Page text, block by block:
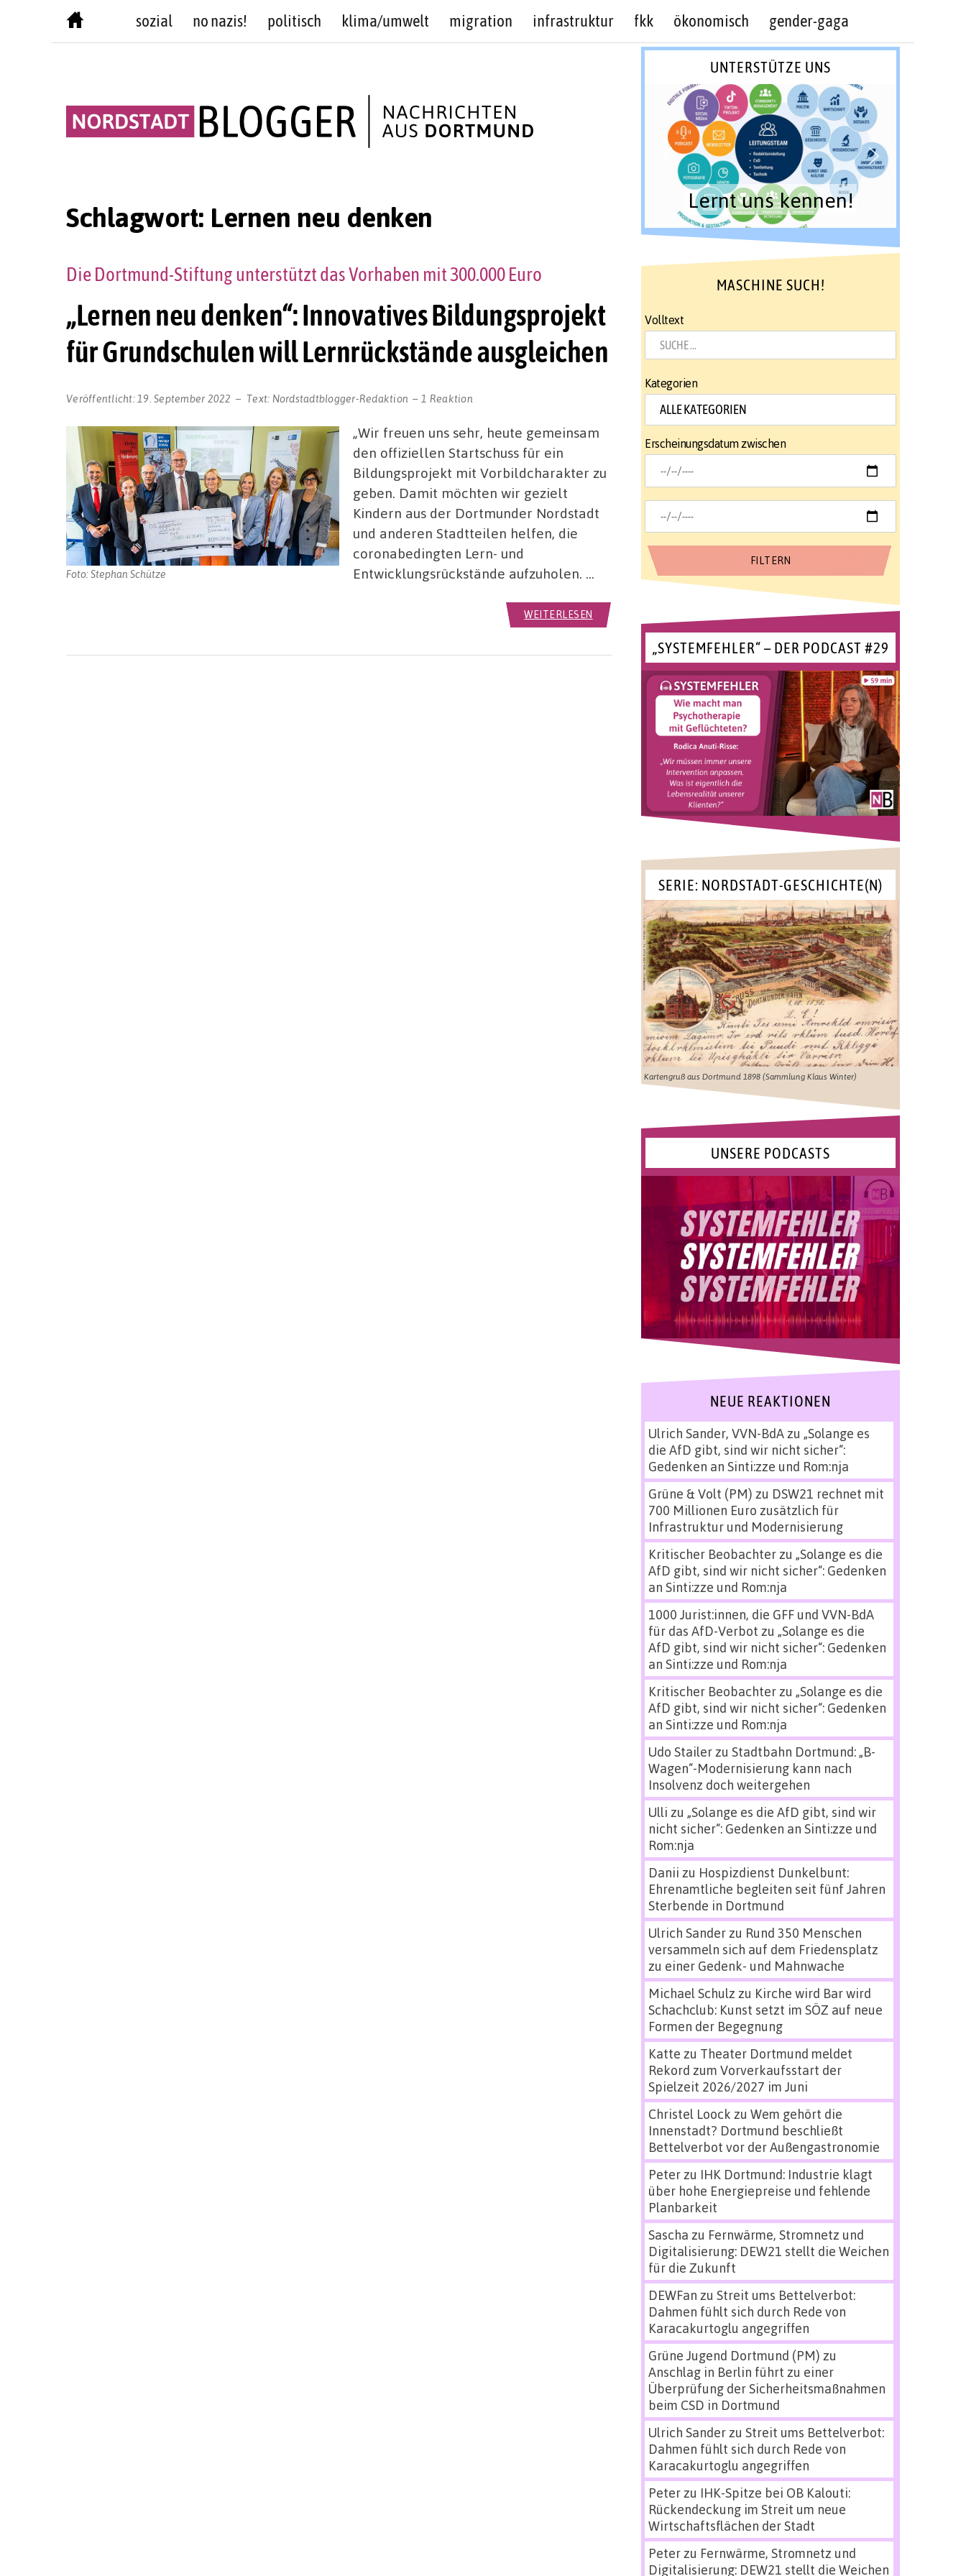
sozial no nazis! politisch klima/umwelt migration infrastruktur fkk ökonomisch gender-gaga
Schlagwort: Lernen neu denken
„Lernen neu denken“: Innovatives Bildungsprojekt
für Grundschulen will Lernrückstände ausgleichen
Die Dortmund-Stiftung unterstützt das Vorhaben mit 300.000 Euro
Veröffentlicht: 19. September 2022 Text: Nordstadtblogger-Redaktion 1 Reaktion
Foto: Stephan Schütze
„Wir freuen uns sehr, heute gemeinsam
den offiziellen Startschuss für ein
Bildungsprojekt mit Vorbildcharakter zu
geben. Damit möchten wir gezielt
Kindern aus der Dortmunder Nordstadt
und anderen Stadtteilen helfen, die
coronabedingten Lern- und
Entwicklungsrückstände aufzuholen. …
WEITERLESEN
UNTERSTÜTZE UNS
Lernt uns kennen!
MASCHINE SUCH!
Volltext
Kategorien
Erscheinungsdatum zwischen
„SYSTEMFEHLER“ – DER PODCAST #29
SERIE: NORDSTADT-GESCHICHTE(N)
Kartengruß aus Dortmund 1898 (Sammlung Klaus Winter)
UNSERE PODCASTS
NEUE REAKTIONEN
Ulrich Sander, VVN-BdAzu „Solange es
die AfD gibt, sind wir nicht sicher“:
Gedenken an Sinti:zze und Rom:nja
Grüne & Volt (PM) zu DSW21 rechnet mit
700 Millionen Euro zusätzlich für
Infrastruktur und Modernisierung
Kritischer Beobachterzu „Solange es die
AfD gibt, sind wir nicht sicher“: Gedenken
an Sinti:zze und Rom:nja
1000 Jurist:innen, die GFF und VVN-BdA
für das AfD-Verbot zu „Solange es die
AfD gibt, sind wir nicht sicher“: Gedenken
an Sinti:zze und Rom:nja
Kritischer Beobachterzu „Solange es die
AfD gibt, sind wir nicht sicher“: Gedenken
an Sinti:zze und Rom:nja
Udo Stailerzu Stadtbahn Dortmund: „B-
Wagen“-Modernisierung kann nach
Insolvenz doch weitergehen
Ulli zu „Solange es die AfD gibt, sind wir
nicht sicher“: Gedenken an Sinti:zze und
Rom:nja
Danii zu Hospizdienst Dunkelbunt:
Ehrenamtliche begleiten seit fünf Jahren
Sterbende in Dortmund
Ulrich Sanderzu Rund 350 Menschen
versammeln sich auf dem Friedensplatz
zu einer Gedenk- und Mahnwache
Michael Schulz zu Kirche wird Bar wird
Schachclub: Kunst setzt im SÖZ auf neue
Formen der Begegnung
Katte zu Theater Dortmund meldet
Rekord zum Vorverkaufsstart der
Spielzeit 2026/2027 im Juni
Christel Loock zu Wem gehört die
Innenstadt? Dortmund beschließt
Bettelverbot vor der Außengastronomie
Peterzu IHK Dortmund: Industrie klagt
über hohe Energiepreise und fehlende
Planbarkeit
Sascha zu Fernwärme, Stromnetz und
Digitalisierung: DEW21 stellt die Weichen
für die Zukunft
DEWFan zu Streit ums Bettelverbot:
Dahmen fühlt sich durch Rede von
Karacakurtoglu angegriffen
Grüne Jugend Dortmund (PM) zu
Anschlag in Berlin führt zu einer
Überprüfung der Sicherheitsmaßnahmen
beim CSD in Dortmund
Ulrich Sanderzu Streit ums Bettelverbot:
Dahmen fühlt sich durch Rede von
Karacakurtoglu angegriffen
Peterzu IHK-Spitze bei OB Kalouti:
Rückendeckung im Streit um neue
Wirtschaftsflächen der Stadt
Peterzu Fernwärme, Stromnetz und
Digitalisierung: DEW21 stellt die Weichen